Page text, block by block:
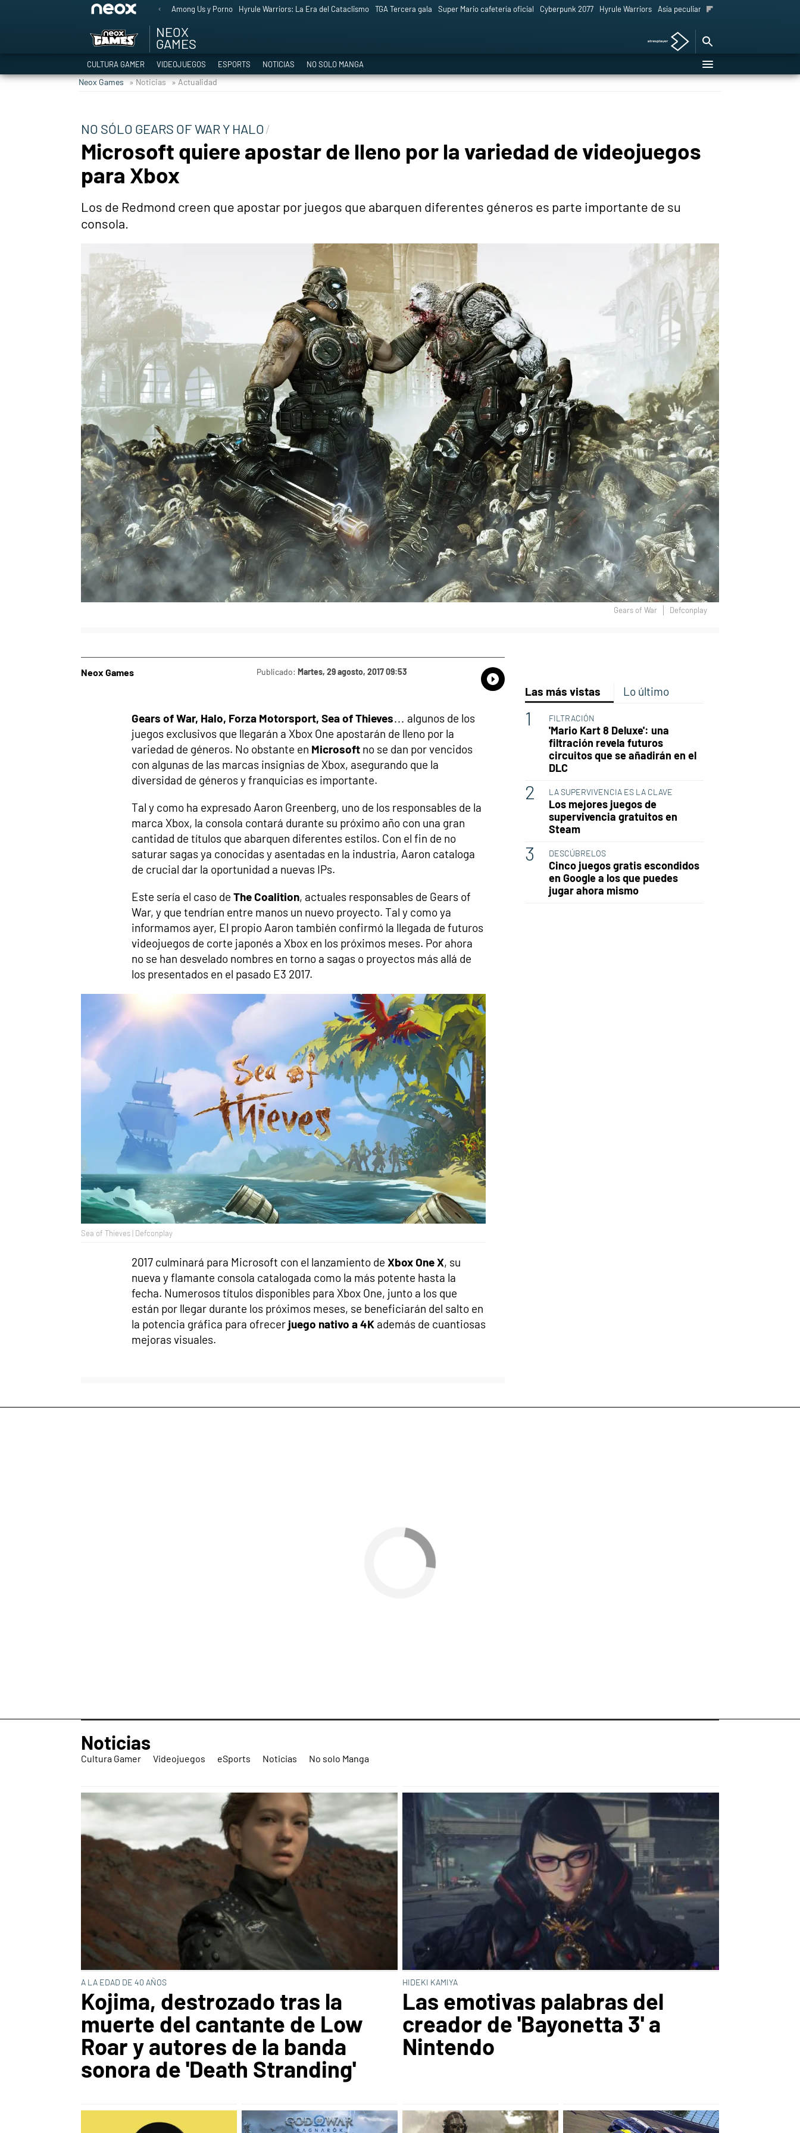
Among Us y Porno Hyrule Warriors: La Era del Cataclismo TGA Tercera gala Super Mario cafetería oficial Cyberpunk 2077 Hyrule Warriors Asia peculiar tradición
NEOX
GAMES
CULTURA GAMER VIDEOJUEGOS ESPORTS NOTICIAS NO SOLO MANGA
Neox Games » Noticias » Actualidad
NO SÓLO GEARS OF WAR Y HALO
Microsoft quiere apostar de lleno por la variedad de videojuegos
para Xbox
Los de Redmond creen que apostar por juegos que abarquen diferentes géneros es parte importante de su
consola.
Gears of War Defconplay
Neox Games Publicado: Martes, 29 agosto, 2017 09:53
Whatsapp
Compartir
Gears of War, Halo, Forza Motorsport, Sea of Thieves… algunos de los
juegos exclusivos que llegarán a Xbox One apostarán de lleno por la
variedad de géneros. No obstante en Microsoft no se dan por vencidos
con algunas de las marcas insignias de Xbox, asegurando que la
diversidad de géneros y franquicias es importante.
Tal y como ha expresado Aaron Greenberg, uno de los responsables de la
marca Xbox, la consola contará durante su próximo año con una gran
cantidad de títulos que abarquen diferentes estilos. Con el fin de no
saturar sagas ya conocidas y asentadas en la industria, Aaron cataloga
de crucial dar la oportunidad a nuevas IPs.
Este sería el caso de The Coalition, actuales responsables de Gears of
War, y que tendrían entre manos un nuevo proyecto. Tal y como ya
informamos ayer, El propio Aaron también confirmó la llegada de futuros
videojuegos de corte japonés a Xbox en los próximos meses. Por ahora
no se han desvelado nombres en torno a sagas o proyectos más allá de
los presentados en el pasado E3 2017.
Sea of Thieves | Defconplay
2017 culminará para Microsoft con el lanzamiento de Xbox One X, su
nueva y flamante consola catalogada como la más potente hasta la
fecha. Numerosos títulos disponibles para Xbox One, junto a los que
están por llegar durante los próximos meses, se beneficiarán del salto en
la potencia gráfica para ofrecer juego nativo a 4K además de cuantiosas
mejoras visuales.
Las más vistas Lo último
FILTRACIÓN
'Mario Kart 8 Deluxe': una
filtración revela futuros
circuitos que se añadirán en el
DLC
LA SUPERVIVENCIA ES LA CLAVE
Los mejores juegos de
supervivencia gratuitos en
Steam
DESCÚBRELOS
Cinco juegos gratis escondidos
en Google a los que puedes
jugar ahora mismo
Noticias
Cultura Gamer Videojuegos eSports Noticias No solo Manga
A LA EDAD DE 40 AÑOS
Kojima, destrozado tras la
muerte del cantante de Low
Roar y autores de la banda
sonora de 'Death Stranding'
HIDEKI KAMIYA
Las emotivas palabras del
creador de 'Bayonetta 3' a
Nintendo